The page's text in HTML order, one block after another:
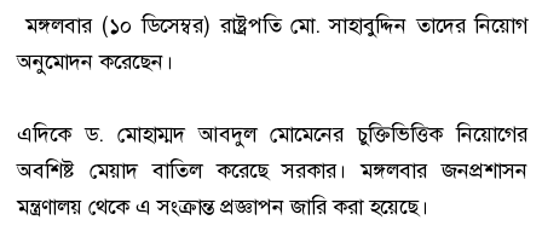
মঙ্গলবার (১০ ডিসেম্বর) রাষ্ট্রপতি মো. সাহাবুদ্দিন তাদের নিয়োগ
অনুমোদন করেছেন।
এদিকে ড. মোহাম্মদ আবদুল মোমেনের চুক্তিভিত্তিক নিয়োগের
অবশিষ্ট মেয়াদ বাতিল করেছে সরকার। মঙ্গলবার জনপ্রশাসন
মন্ত্রণালয় থেকে এ সংক্রান্ত প্রজ্ঞাপন জারি করা হয়েছে।